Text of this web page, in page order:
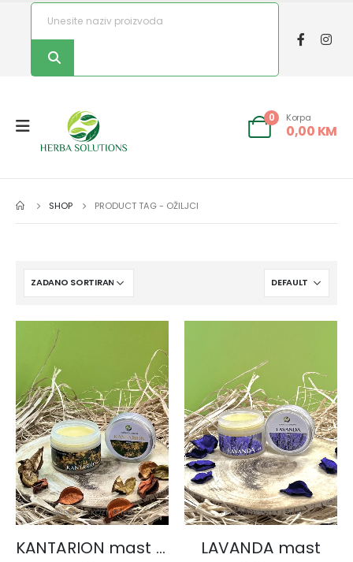
0 Korpa
0,00 KM
SHOP PRODUCT TAG - OŽILJCI
PRIRODNA KOZMETIKA
KANTARION mast SET 1+1 (dvije kutije)
PRIRODNA KOZMETIKA
LAVANDA mast